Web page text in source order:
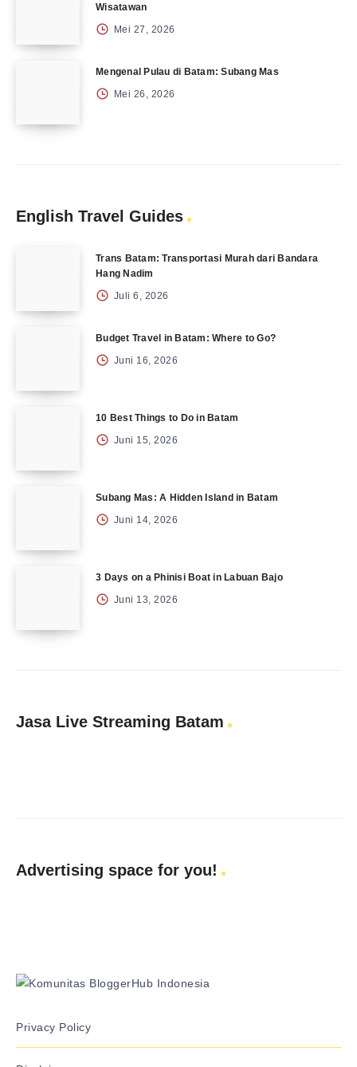
Wisatawan
Mei 27, 2026
Mengenal Pulau di Batam: Subang Mas
Mei 26, 2026
English Travel Guides
Trans Batam: Transportasi Murah dari Bandara
Hang Nadim
Juli 6, 2026
Budget Travel in Batam: Where to Go?
Juni 16, 2026
10 Best Things to Do in Batam
Juni 15, 2026
Subang Mas: A Hidden Island in Batam
Juni 14, 2026
3 Days on a Phinisi Boat in Labuan Bajo
Juni 13, 2026
Jasa Live Streaming Batam
Advertising space for you!
Privacy Policy